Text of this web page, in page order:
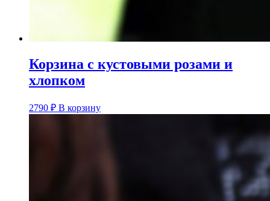
Корзина с кустовыми розами и
хлопком
2790 ₽ В корзину